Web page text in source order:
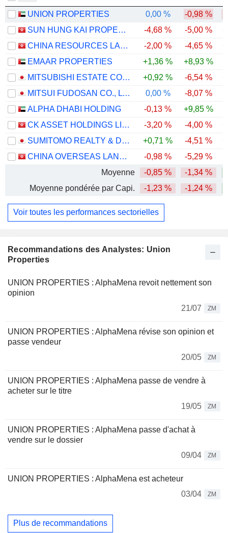
Recommandations des Analystes: Union
Properties
UNION PROPERTIES : AlphaMena revoit nettement son
opinion
21/07
ZM
UNION PROPERTIES : AlphaMena révise son opinion et
passe vendeur
20/05
ZM
UNION PROPERTIES : AlphaMena passe de vendre à
acheter sur le titre
19/05
ZM
UNION PROPERTIES : AlphaMena passe d'achat à
vendre sur le dossier
09/04
ZM
UNION PROPERTIES : AlphaMena est acheteur
03/04
ZM
Plus de recommandations
UNION PROPERTIES 0,00 % -0,98 %
SUN HUNG KAI PROPERTIES LIMITED
-4,68 % -5,00 %
CHINA RESOURCES LAND LIMITED
-2,00 % -4,65 %
EMAAR PROPERTIES
+1,36 % +8,93 %
MITSUBISHI ESTATE CO., LTD.
+0,92 % -6,54 %
MITSUI FUDOSAN CO., LTD.
0,00 % -8,07 %
ALPHA DHABI HOLDING
-0,13 % +9,85 %
CK ASSET HOLDINGS LIMITED
-3,20 % -4,00 %
SUMITOMO REALTY & DEVELOPMENT CO., LTD.
+0,71 % -4,51 %
CHINA OVERSEAS LAND & INVESTMENT LIMITED
-0,98 % -5,29 %
Moyenne
-0,85 % -1,34 %
Moyenne pondérée par Capi.
-1,23 % -1,24 %
Voir toutes les performances sectorielles